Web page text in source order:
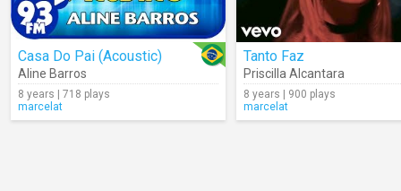
Casa Do Pai (Acoustic)
Aline Barros
8 years | 718 plays
marcelat
Tanto Faz
Priscilla Alcantara
8 years | 900 plays
marcelat